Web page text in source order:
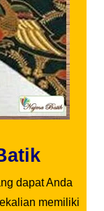
dapat Anda
memiliki